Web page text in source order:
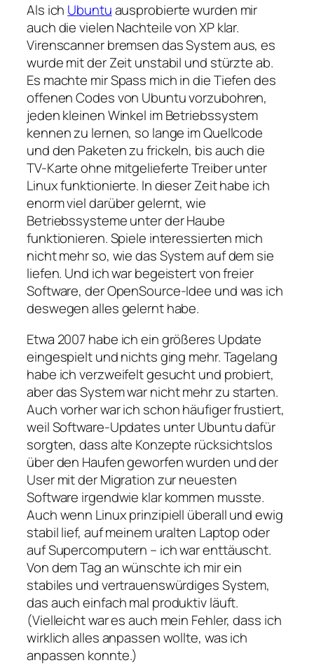
Als ich Ubuntuausprobierte wurden mir
auch die vielen Nachteile von XP klar.
Virenscanner bremsen das System aus, es
wurde mit der Zeit unstabil und stürzte ab.
Es machte mir Spass mich in die Tiefen des
offenen Codes von Ubuntu vorzubohren,
jeden kleinen Winkel im Betriebssystem
kennen zu lernen, so lange im Quellcode
und den Paketen zu frickeln, bis auch die
TV-Karte ohne mitgelieferte Treiber unter
Linux funktionierte. In dieser Zeit habe ich
enorm viel darüber gelernt, wie
Betriebssysteme unter der Haube
funktionieren. Spiele interessierten mich
nicht mehr so, wie das System auf dem sie
liefen. Und ich war begeistert von freier
Software, der OpenSource-Idee und was ich
deswegen alles gelernt habe.
Etwa 2007 habe ich ein größeres Update
eingespielt und nichts ging mehr. Tagelang
habe ich verzweifelt gesucht und probiert,
aber das System war nicht mehr zu starten.
Auch vorher war ich schon häufiger frustiert,
weil Software-Updates unter Ubuntu dafür
sorgten, dass alte Konzepte rücksichtslos
über den Haufen geworfen wurden und der
User mit der Migration zur neuesten
Software irgendwie klar kommen musste.
Auch wenn Linux prinzipiell überall und ewig
stabil lief, auf meinem uralten Laptop oder
auf Supercomputern – ich war enttäuscht.
Von dem Tag an wünschte ich mir ein
stabiles und vertrauenswürdiges System,
das auch einfach mal produktiv läuft.
(Vielleicht war es auch mein Fehler, dass ich
wirklich alles anpassen wollte, was ich
anpassen konnte.)